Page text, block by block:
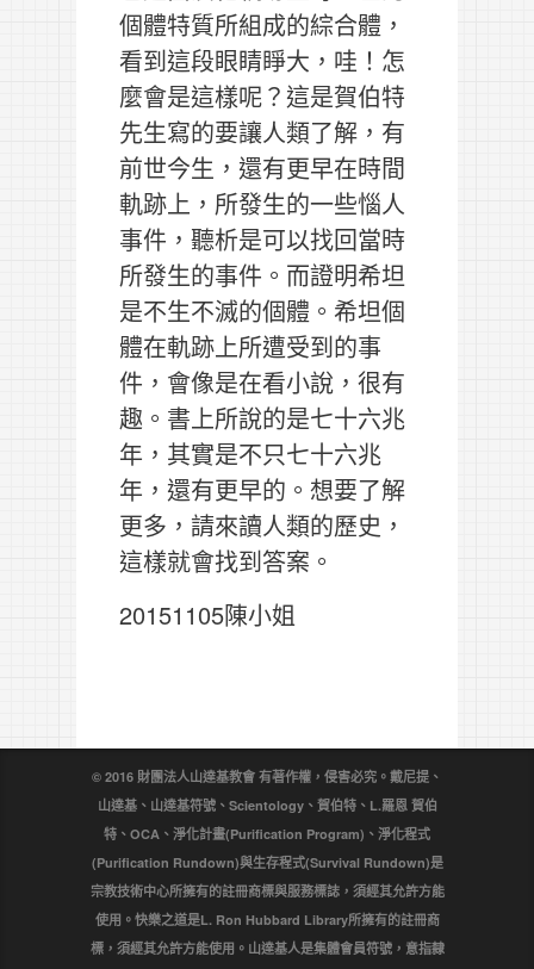
個體特質所組成的綜合體，
看到這段眼睛睜大，哇！怎
麼會是這樣呢？這是賀伯特
先生寫的要讓人類了解，有
前世今生，還有更早在時間
軌跡上，所發生的一些惱人
事件，聽析是可以找回當時
所發生的事件。而證明希坦
是不生不滅的個體。希坦個
體在軌跡上所遭受到的事
件，會像是在看小說，很有
趣。書上所說的是七十六兆
年，其實是不只七十六兆
年，還有更早的。想要了解
更多，請來讀人類的歷史，
這樣就會找到答案。
20151105陳小姐
© 2016 財團法人山達基教會 有著作權，侵害必究。戴尼提、
山達基、山達基符號、Scientology、賀伯特、L.羅恩 賀伯
特、OCA、淨化計畫(Purification Program)、淨化程式
(Purification Rundown)與生存程式(Survival Rundown)是
宗教技術中心所擁有的註冊商標與服務標誌，須經其允許方能
使用。快樂之道是L. Ron Hubbard Library所擁有的註冊商
標，須經其允許方能使用。山達基人是集體會員符號，意指隸